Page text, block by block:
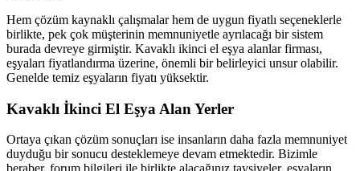
Hem çözüm kaynaklı çalışmalar hem de uygun fiyatlı seçeneklerle
birlikte, pek çok müşterinin memnuniyetle ayrılacağı bir sistem
burada devreye girmiştir. Kavaklı ikinci el eşya alanlar firması,
eşyaları fiyatlandırma üzerine, önemli bir belirleyici unsur olabilir.
Genelde temiz eşyaların fiyatı yüksektir.
Kavaklı İkinci El Eşya Alan Yerler
Ortaya çıkan çözüm sonuçları ise insanların daha fazla memnuniyet
duyduğu bir sonucu desteklemeye devam etmektedir. Bizimle